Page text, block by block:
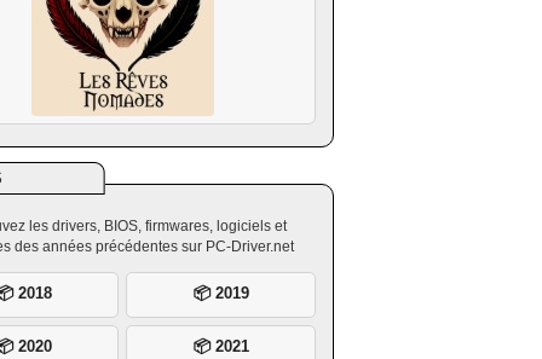
les drivers, BIOS, firmwares, logiciels et
des années précédentes sur PC-Driver.net
2018 📦 2019
2020 📦 2021